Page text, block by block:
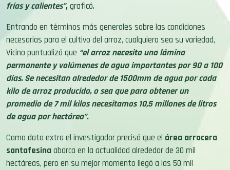
frías y calientes”,graficó.
Entrando en términos más generales sobre las condiciones
necesarias para el cultivo del arroz, cualquiera sea su variedad,
Vicino puntualizó que “el arroz necesita una lámina
permanente y volúmenes de agua importantes por 90 a 100
días. Se necesitan alrededor de 1500mm de agua por cada
kilo de arroz producido, o sea que para obtener un
promedio de 7 mil kilos necesitamos 10,5 millones de litros
de agua por hectárea”.
Como dato extra el investigador precisó que el área arrocera
santafesina abarca en la actualidad alrededor de 30 mil
hectáreas, pero en su mejor momento llegó a las 50 mil